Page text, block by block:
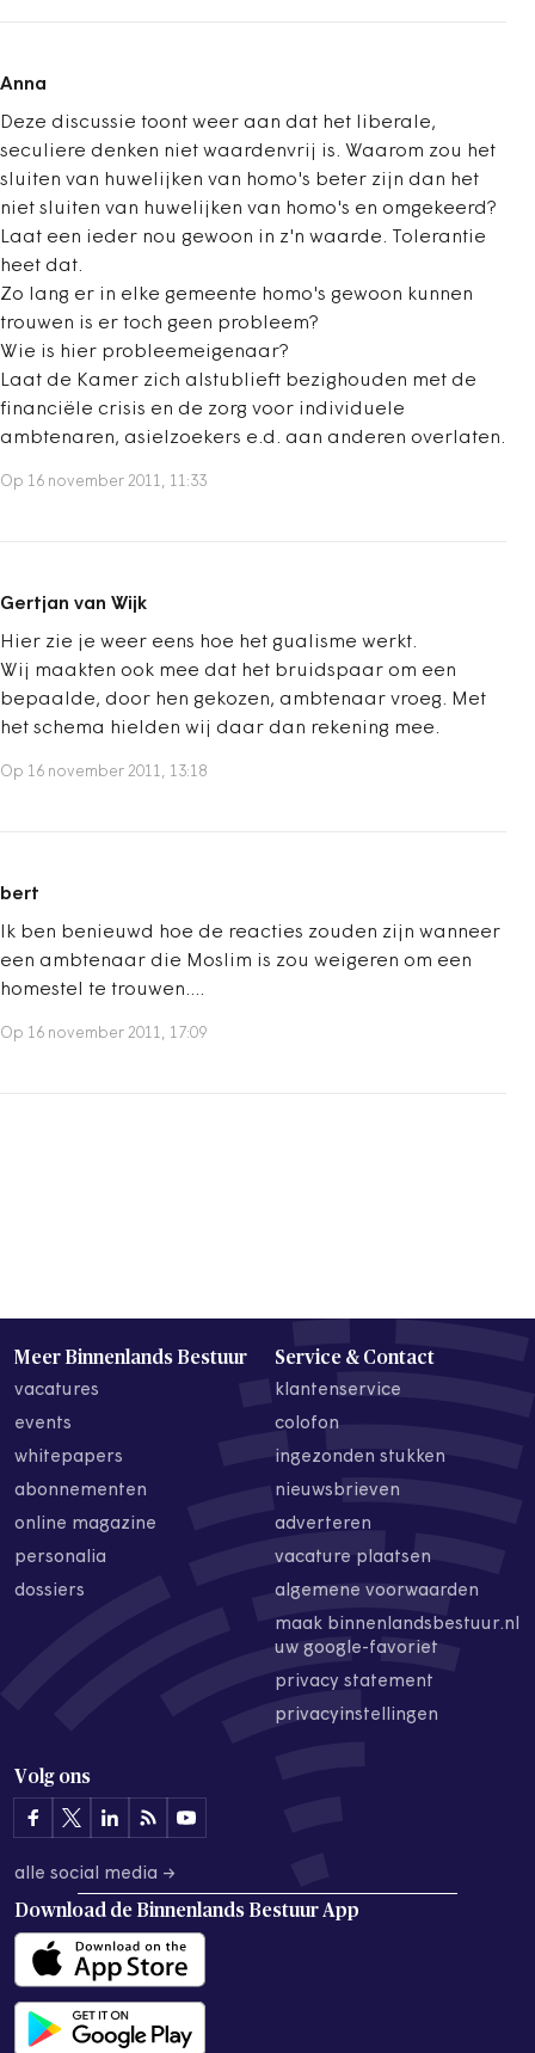
Anna
Deze discussie toont weer aan dat het liberale,
seculiere denken niet waardenvrij is. Waarom zou het
sluiten van huwelijken van homo's beter zijn dan het
niet sluiten van huwelijken van homo's en omgekeerd?
Laat een ieder nou gewoon in z'n waarde. Tolerantie
heet dat.
Zo lang er in elke gemeente homo's gewoon kunnen
trouwen is er toch geen probleem?
Wie is hier probleemeigenaar?
Laat de Kamer zich alstublieft bezighouden met de
financiële crisis en de zorg voor individuele
ambtenaren, asielzoekers e.d. aan anderen overlaten.
Op 16 november 2011, 11:33
Gertjan van Wijk
Hier zie je weer eens hoe het gualisme werkt.
Wij maakten ook mee dat het bruidspaar om een
bepaalde, door hen gekozen, ambtenaar vroeg. Met
het schema hielden wij daar dan rekening mee.
Op 16 november 2011, 13:18
bert
Ik ben benieuwd hoe de reacties zouden zijn wanneer
een ambtenaar die Moslim is zou weigeren om een
homestel te trouwen....
Op 16 november 2011, 17:09
Meer Binnenlands Bestuur
vacatures
events
whitepapers
abonnementen
online magazine
personalia
dossiers
Service & Contact
klantenservice
colofon
ingezonden stukken
nieuwsbrieven
adverteren
vacature plaatsen
algemene voorwaarden
maak binnenlandsbestuur.nl
uw google-favoriet
privacy statement
privacyinstellingen
Volg ons
alle social media →
Download de Binnenlands Bestuur App